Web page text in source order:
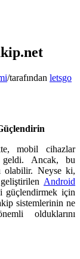
/tarafından letsgo
mobil cihazlar
geldi. Ancak, bu
olabilir. Neyse ki,
Android
güçlendirmek için
sistemlerinin ne
olduklarını